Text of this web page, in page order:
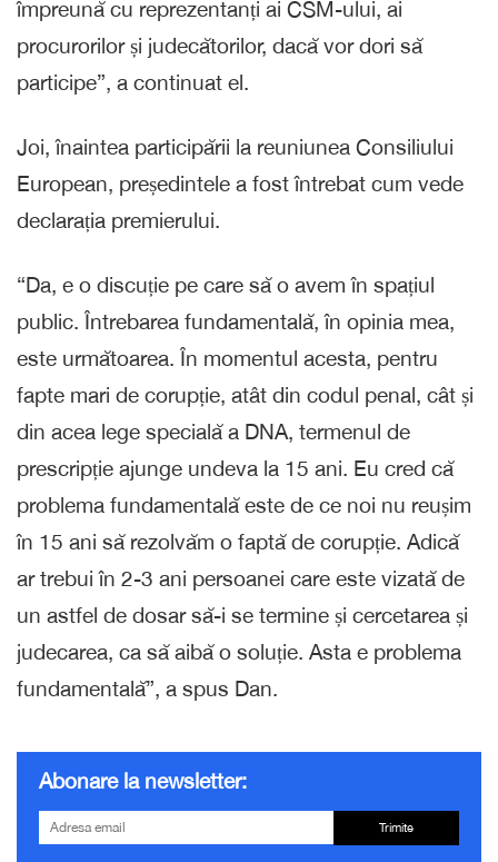
împreună cu reprezentanți ai CSM-ului, ai
procurorilor și judecătorilor, dacă vor dori să
participe”, a continuat el.
Joi, înaintea participării la reuniunea Consiliului
European, președintele a fost întrebat cum vede
declarația premierului.
“Da, e o discuție pe care să o avem în spațiul
public. Întrebarea fundamentală, în opinia mea,
este următoarea. În momentul acesta, pentru
fapte mari de corupție, atât din codul penal, cât și
din acea lege specială a DNA, termenul de
prescripție ajunge undeva la 15 ani. Eu cred că
problema fundamentală este de ce noi nu reușim
în 15 ani să rezolvăm o faptă de corupție. Adică
ar trebui în 2-3 ani persoanei care este vizată de
un astfel de dosar să-i se termine și cercetarea și
judecarea, ca să aibă o soluție. Asta e problema
fundamentală”, a spus Dan.
Abonare la newsletter:
Trimite